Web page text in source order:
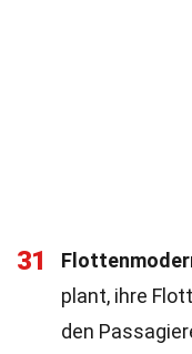
31
plant, ihre
den